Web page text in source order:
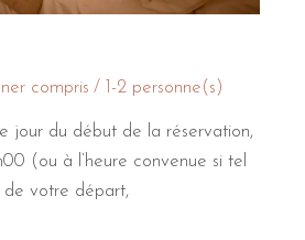
compris 1-2 personne(s)
jour du début de la réservation,
(ou à l’heure convenue si tel
votre départ,